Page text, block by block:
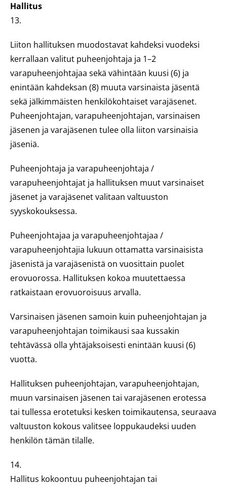
Hallitus
13.
Liiton hallituksen muodostavat kahdeksi vuodeksi
kerrallaan valitut puheenjohtaja ja 1–2
varapuheenjohtajaa sekä vähintään kuusi (6) ja
enintään kahdeksan (8) muuta varsinaista jäsentä
sekä jälkimmäisten henkilökohtaiset varajäsenet.
Puheenjohtajan, varapuheenjohtajan, varsinaisen
jäsenen ja varajäsenen tulee olla liiton varsinaisia
jäseniä.
Puheenjohtaja ja varapuheenjohtaja /
varapuheenjohtajat ja hallituksen muut varsinaiset
jäsenet ja varajäsenet valitaan valtuuston
syyskokouksessa.
Puheenjohtajaa ja varapuheenjohtajaa /
varapuheenjohtajia lukuun ottamatta varsinaisista
jäsenistä ja varajäsenistä on vuosittain puolet
erovuorossa. Hallituksen kokoa muutettaessa
ratkaistaan erovuoroisuus arvalla.
Varsinaisen jäsenen samoin kuin puheenjohtajan ja
varapuheenjohtajan toimikausi saa kussakin
tehtävässä olla yhtäjaksoisesti enintään kuusi (6)
vuotta.
Hallituksen puheenjohtajan, varapuheenjohtajan,
muun varsinaisen jäsenen tai varajäsenen erotessa
tai tullessa erotetuksi kesken toimikautensa, seuraava
valtuuston kokous valitsee loppukaudeksi uuden
henkilön tämän tilalle.
14.
Hallitus kokoontuu puheenjohtajan tai